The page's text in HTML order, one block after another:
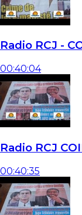
Radio RCJ -
00:40:04
Radio RCJ
00:40:35